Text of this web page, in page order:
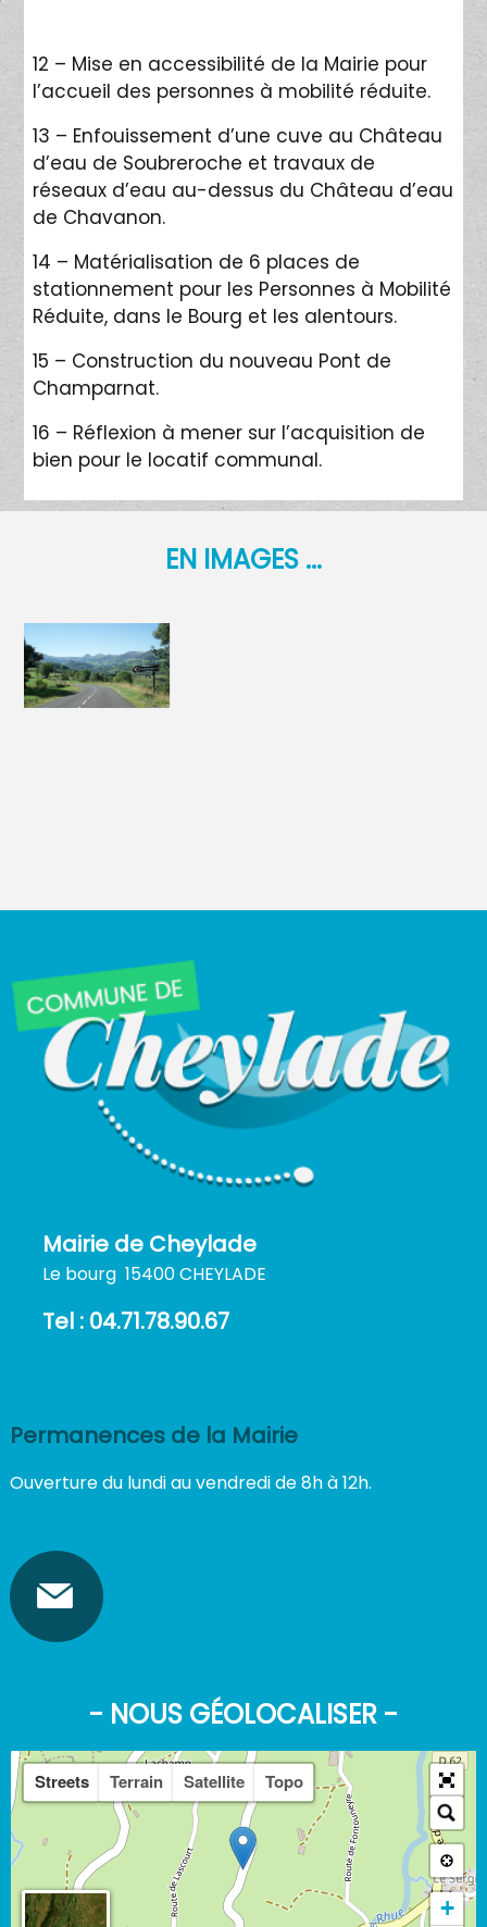
12 – Mise en accessibilité de la Mairie pour
l’accueil des personnes à mobilité réduite.
13 – Enfouissement d’une cuve au Château
d’eau de Soubreroche et travaux de
réseaux d’eau au-dessus du Château d’eau
de Chavanon.
14 – Matérialisation de 6 places de
stationnement pour les Personnes à Mobilité
Réduite, dans le Bourg et les alentours.
15 – Construction du nouveau Pont de
Champarnat.
16 – Réflexion à mener sur l’acquisition de
bien pour le locatif communal.
EN IMAGES ...
Mairie de Cheylade
Le bourg 15400 CHEYLADE
Tel : 04.71.78.90.67
Permanences de la Mairie
Ouverture du lundi au vendredi de 8h à 12h.
- NOUS GÉOLOCALISER -
Streets Terrain Satellite Topo
+